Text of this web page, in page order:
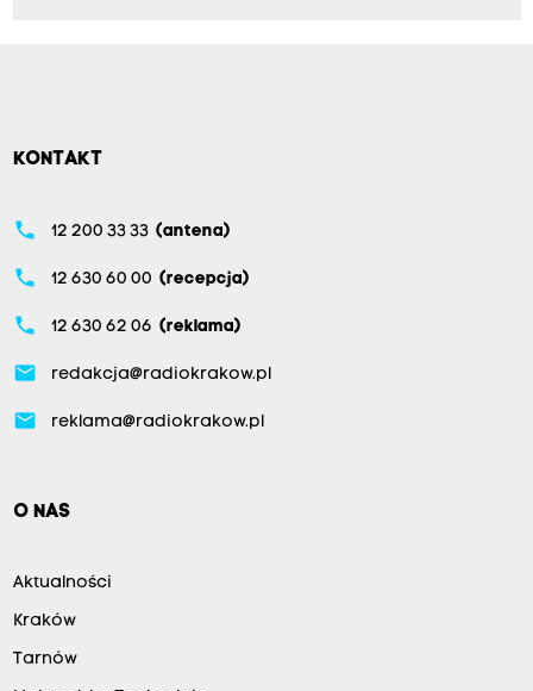
KONTAKT
phone 12 200 33 33 (antena)
phone 12 630 60 00 (recepcja)
phone 12 630 62 06 (reklama)
email redakcja@radiokrakow.pl
email reklama@radiokrakow.pl
O NAS
Aktualności
Kraków
Tarnów